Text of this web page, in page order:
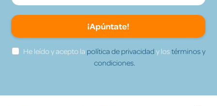
¡Apúntate!
He leído y acepto la política de privacidad y lostérminos y
condiciones.